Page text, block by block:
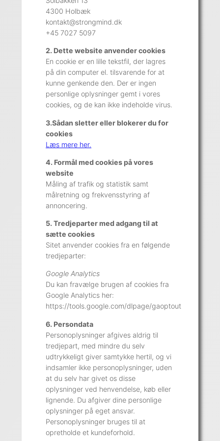
4300 Holbæk
kontakt@strongmind.dk
+45 7027 5097
2. Dette website anvender cookies
En cookie er en lille tekstfil, der lagres
på din computer el. tilsvarende for at
kunne genkende den. Der er ingen
personlige oplysninger gemt i vores
cookies, og de kan ikke indeholde virus.
3.Sådan sletter eller blokerer du for
cookies
Læs mere her.
4. Formål med cookies på vores
website
Måling af trafik og statistik samt
målretning og frekvensstyring af
annoncering.
5. Tredjeparter med adgang til at
sætte cookies
Sitet anvender cookies fra en følgende
tredjeparter:
Google Analytics
Du kan fravælge brugen af cookies fra
Google Analytics her:
https://tools.google.com/dlpage/gaoptout
6. Persondata
Personoplysninger afgives aldrig til
tredjepart, med mindre du selv
udtrykkeligt giver samtykke hertil, og vi
indsamler ikke personoplysninger, uden
at du selv har givet os disse
oplysninger ved henvendelse, køb eller
lignende. Du afgiver dine personlige
oplysninger på eget ansvar.
Personoplysninger bruges til at
opretholde et kundeforhold.